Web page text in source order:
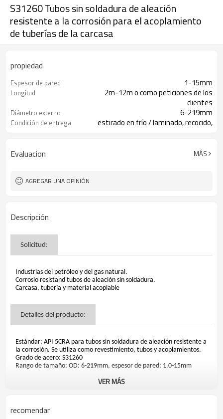
S31260 Tubos sin soldadura de aleación
resistente a la corrosión para el acoplamiento
de tuberías de la carcasa
propiedad
Espesor de pared 1-15mm
Longitud
2m-12m o como peticiones de los
clientes
Diámetro externo 6-219mm
Condición de entrega
estirado en frío / laminado, recocido,
Evaluacion MÁS
AGREGAR UNA OPINIÓN
Descripción
Solicitud:
Industrias del petróleo y del gas natural.
Corrosio resistand tubos de aleación sin soldadura.
Carcasa, tubería y material acoplable
Detalles del producto:
Estándar: API 5CRA para tubos sin soldadura de aleación resistente a
la corrosión. Se utiliza como revestimiento, tubos y acoplamientos.
Grado de acero: S31260
Rango de tamaño: OD: 6-219mm, espesor de pared: 1.0-15mm
VER MÁS
recomendar